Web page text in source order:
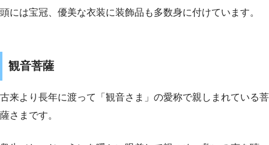
頭には宝冠、優美な衣装に装飾品も多数身に付けています。
観音菩薩
古来より長年に渡って「観音さま」の愛称で親しまれている菩
薩さまです。